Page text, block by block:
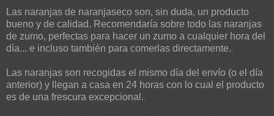
Las naranjas de naranjaseco son, sin duda, un producto
bueno y de calidad. Recomendaría sobre todo las naranjas
de zumo, perfectas para hacer un zumo a cualquier hora del
día... e incluso también para comerlas directamente.
Las naranjas son recogidas el mismo día del envío (o el día
anterior) y llegan a casa en 24 horas con lo cual el producto
es de una frescura excepcional.